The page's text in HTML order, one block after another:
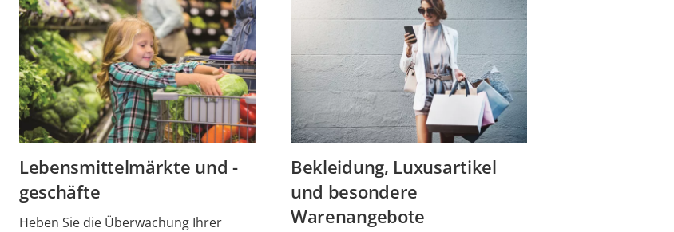
Lebensmittelmärkte und -
geschäfte
Heben Sie die Überwachung Ihrer
Bekleidung, Luxusartikel
und besondere
Warenangebote